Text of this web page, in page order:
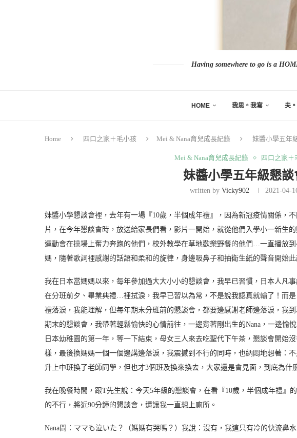
Having somewhere to go is a
HOME 我思。我寫 夫
Home 四口之家＋毛小孩 Mei & Nana育兒成長紀錄 妹醬小學五年
Mei & Nana育兒成長紀錄 四口之家＋
妹醬小學五年級懇談
written byVicky902 2021-04-
妹醬小學懇談會裡，去年有一場『10歲，半個成年禮』，因為新冠疫情關係，
片，在今年懇談會時，放送給家長們看，影片一開始，就從他們入學小一新生
運動會在操場上奮力奔跑的他們，校外教學在草地歡樂野餐的他們…一直播放
媽，隨著歌詞裡感謝的話語和柔和的旋律，身邊吸鼻子和抽衛生紙的聲音開始
我在日本當媽媽以來，每年參加過大大小小的懇談會，我早已習慣，日本人凡
在分班前夕、畢業典禮…裡拭淚，我早已習以為常，不是說我認真就輸了！而
禮落淚，我能理解，但每年期末分班前的懇談會，都要邊感謝老師邊落淚，我
期末的懇談會，我帶著輕鬆愉快的心情前往，一邊背著剛出生的Nana，一邊愉
日本幼稚園的第一年，等一下結束，母女三人來去吃聖代下午茶，懇談會開始
樣，最後換媽媽一個一個邊講邊落淚，我震撼到不行的同時，也納悶地想著：
升上中班換了老師同學，但也才3個班及換來換去，大家還是會見面，到底為什
我在晚餐時間，跟T先生說：今天5年級的懇談會，在看『10歲，半個成年禮』
的不行，將近90分鐘的懇談會，還讓我一直想上廁所。
Nana問：ママも泣いた？（媽媽有哭嗎？）我說：沒有，我這只有冷的快流鼻